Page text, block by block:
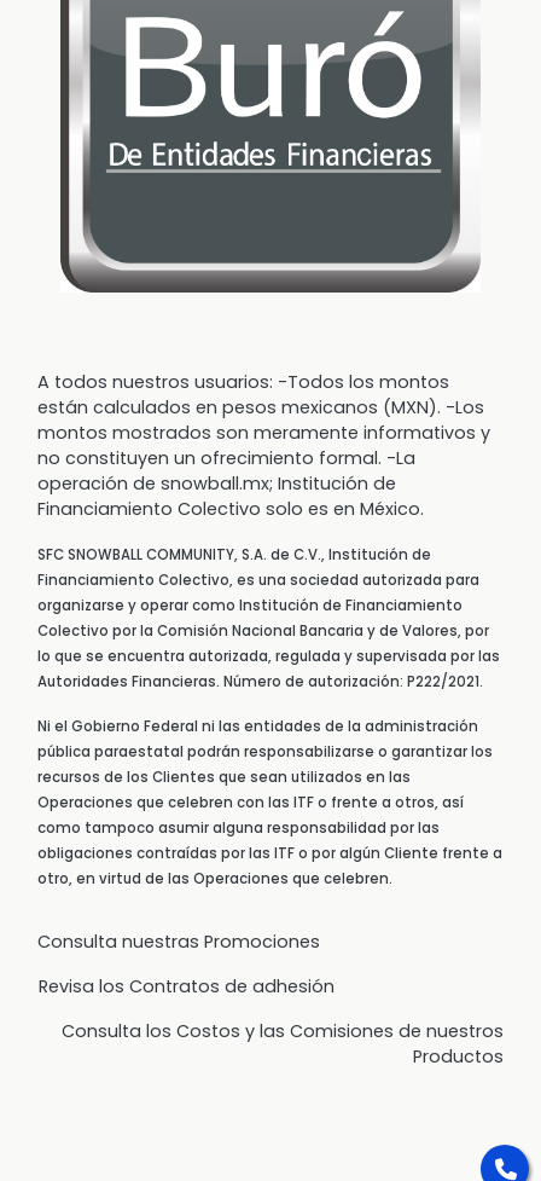
A todos nuestros usuarios: -Todos los montos
están calculados en pesos mexicanos (MXN). -Los
montos mostrados son meramente informativos y
no constituyen un ofrecimiento formal. -La
operación de snowball.mx; Institución de
Financiamiento Colectivo solo es en México.
SFC SNOWBALL COMMUNITY, S.A. de C.V., Institución de
Financiamiento Colectivo, es una sociedad autorizada para
organizarse y operar como Institución de Financiamiento
Colectivo por la Comisión Nacional Bancaria y de Valores, por
lo que se encuentra autorizada, regulada y supervisada por las
Autoridades Financieras. Número de autorización: P222/2021.
Ni el Gobierno Federal ni las entidades de la administración
pública paraestatal podrán responsabilizarse o garantizar los
recursos de los Clientes que sean utilizados en las
Operaciones que celebren con las ITF o frente a otros, así
como tampoco asumir alguna responsabilidad por las
obligaciones contraídas por las ITF o por algún Cliente frente a
otro, en virtud de las Operaciones que celebren.
Consulta nuestras Promociones
Revisa los Contratos de adhesión
Consulta los Costos y las Comisiones de nuestros
Productos